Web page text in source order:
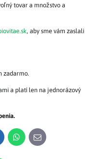
tovar a množstvo a
, aby sme vám zaslali
zadarmo.
a platí len na jednorázový
WhatsApp
E-
mail